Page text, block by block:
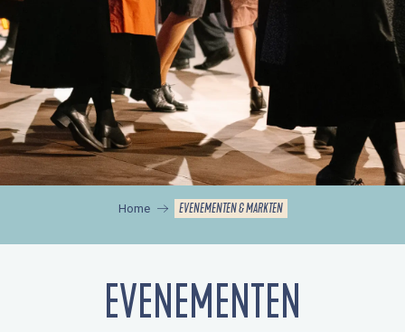
Home EVENEMENTEN & MARKTEN
EVENEMENTEN